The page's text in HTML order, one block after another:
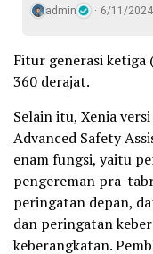
admin 6/11/2024
Fitur generasi ketiga
360 derajat.
Selain itu, Xenia
Advanced Safety
enam fungsi, yaitu
pengereman pra-
peringatan depan,
dan peringatan
keberangkatan.